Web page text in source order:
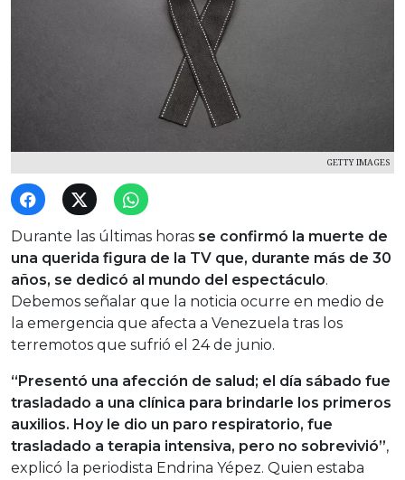
GETTY IMAGES
Durante las últimas horas se confirmó la muerte de
una querida figura de la TV que, durante más de 30
años, se dedicó al mundo del espectáculo.
Debemos señalar que la noticia ocurre en medio de
la emergencia que afecta a Venezuela tras los
terremotos que sufrió el 24 de junio.
“Presentó una afección de salud; el día sábado fue
trasladado a una clínica para brindarle los primeros
auxilios. Hoy le dio un paro respiratorio, fue
trasladado a terapia intensiva, pero no sobrevivió”,
explicó la periodista Endrina Yépez. Quien estaba